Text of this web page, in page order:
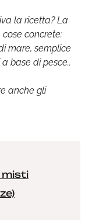
la ricetta? La
concrete:
mare, semplice
base di pesce..
anche gli
misti